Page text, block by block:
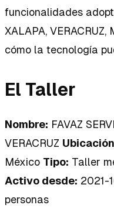
funcionalidades
XALAPA,
cómo la tecnología
El Taller
Nombre: FAVAZ
VERACRUZ
México Tipo: Taller
Activo desde: 2021-
personas